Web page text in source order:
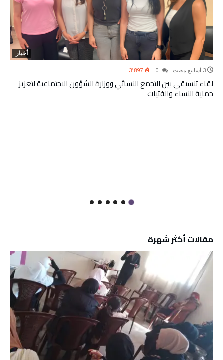
أخبار
3٬897
لقاء تنسيقي بين التجمع النسائي ووزارة الشؤون الاجتماعية لتعزيز
حماية النساء والفتيات
مقالات أكثر شهرة